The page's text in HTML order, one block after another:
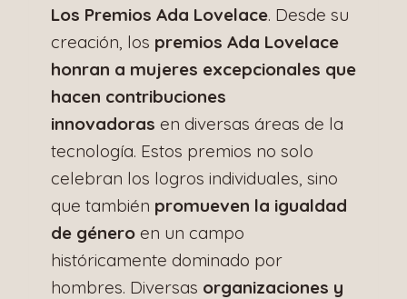
Los Premios Ada Lovelace. Desde su
creación, los premios Ada Lovelace
honran a mujeres excepcionales que
hacen contribuciones
innovadoras en diversas áreas de la
tecnología. Estos premios no solo
celebran los logros individuales, sino
que también promueven la igualdad
de género en un campo
históricamente dominado por
hombres. Diversas organizaciones y